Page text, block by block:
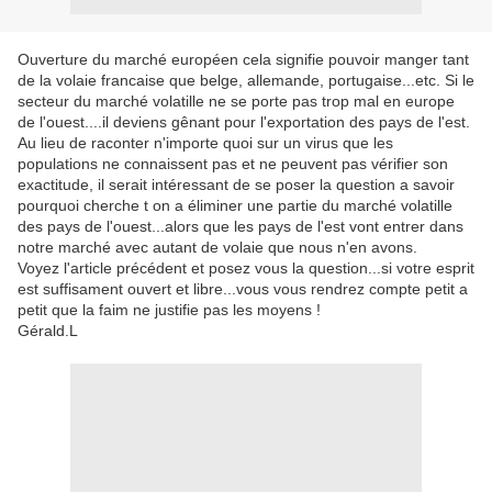
Ouverture du marché européen cela signifie pouvoir manger tant
de la volaie francaise que belge, allemande, portugaise...etc. Si le
secteur du marché volatille ne se porte pas trop mal en europe
de l'ouest....il deviens gênant pour l'exportation des pays de l'est.
Au lieu de raconter n'importe quoi sur un virus que les
populations ne connaissent pas et ne peuvent pas vérifier son
exactitude, il serait intéressant de se poser la question a savoir
pourquoi cherche t on a éliminer une partie du marché volatille
des pays de l'ouest...alors que les pays de l'est vont entrer dans
notre marché avec autant de volaie que nous n'en avons.
Voyez l'article précédent et posez vous la question...si votre esprit
est suffisament ouvert et libre...vous vous rendrez compte petit a
petit que la faim ne justifie pas les moyens !
Gérald.L